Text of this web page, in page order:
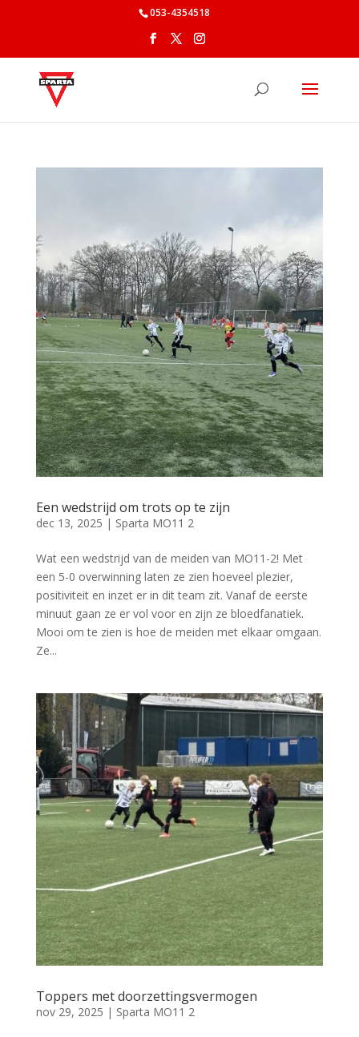
053-4354518
Een wedstrijd om trots op te zijn
dec 13, 2025 | Sparta MO11 2
Wat een wedstrijd van de meiden van MO11-2! Met
een 5-0 overwinning laten ze zien hoeveel plezier,
positiviteit en inzet er in dit team zit. Vanaf de eerste
minuut gaan ze er vol voor en zijn ze bloedfanatiek.
Mooi om te zien is hoe de meiden met elkaar omgaan.
Ze...
Toppers met doorzettingsvermogen
nov 29, 2025 | Sparta MO11 2